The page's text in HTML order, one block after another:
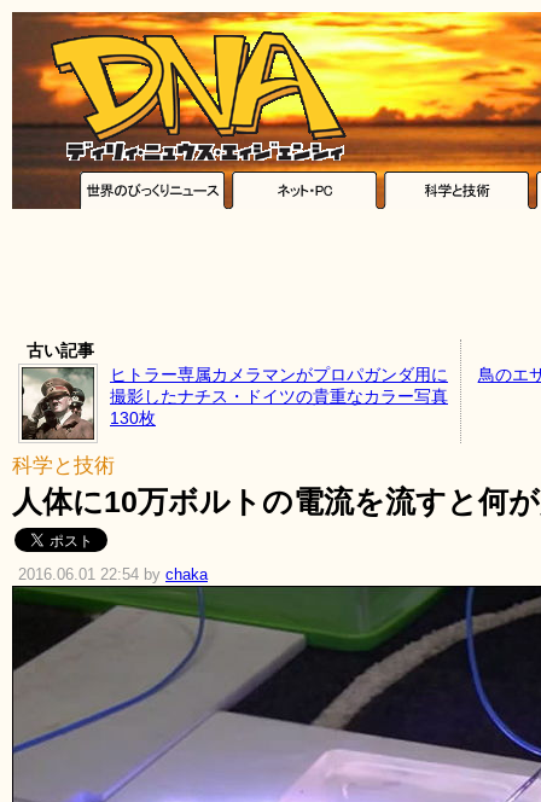
古い記事
ヒトラー専属カメラマンがプロパガンダ用に
撮影したナチス・ドイツの貴重なカラー写真
130枚
鳥のエ
科学と技術
人体に10万ボルトの電流を流すと何
2016.06.01 22:54 by chaka